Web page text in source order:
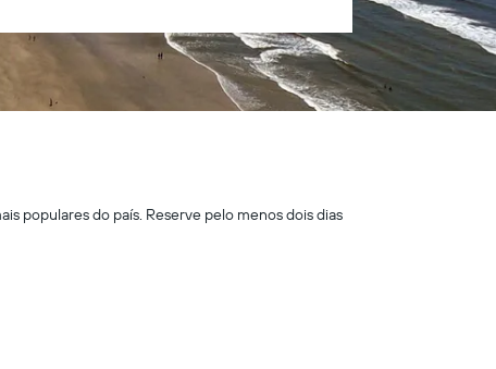
populares do país. Reserve pelo menos dois dias